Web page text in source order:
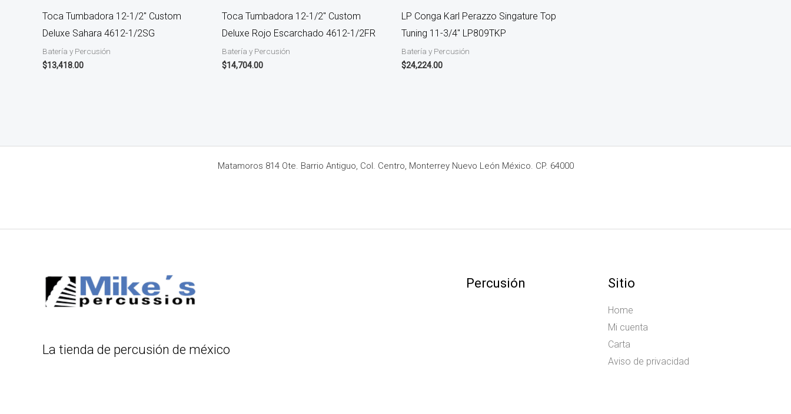
Toca Tumbadora 12-1/2″ Custom
Deluxe Sahara 4612-1/2SG
Batería y Percusión
$13,418.00
Toca Tumbadora 12-1/2″ Custom
Deluxe Rojo Escarchado 4612-1/2FR
Batería y Percusión
$14,704.00
LP Conga Karl Perazzo Singature Top
Tuning 11-3/4″ LP809TKP
Batería y Percusión
$24,224.00
Matamoros 814 Ote. Barrio Antiguo, Col. Centro, Monterrey Nuevo León México. CP. 64000
La tienda de percusión de méxico
Percusión Sitio
Home
Mi cuenta
Carta
Aviso de privacidad